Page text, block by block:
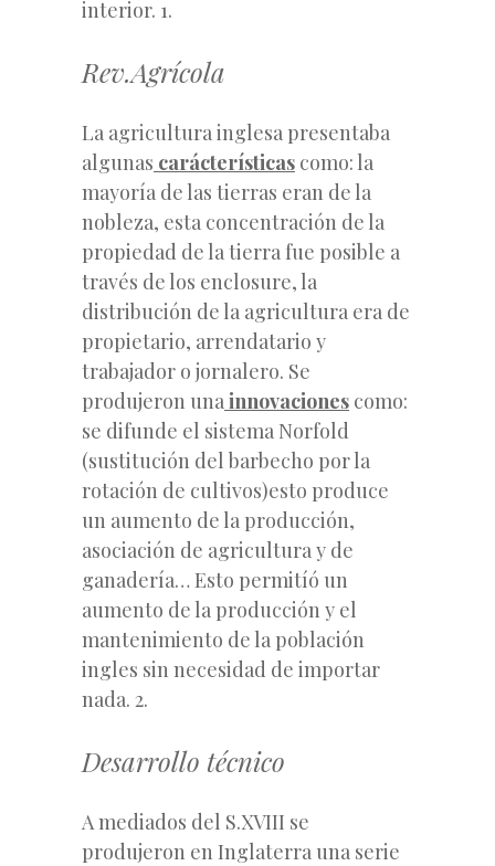
interior. 1.
Rev.Agrícola
La agricultura inglesa presentaba
algunas carácterísticas como: la
mayoría de las tierras eran de la
nobleza, esta concentración de la
propiedad de la tierra fue posible a
través de los enclosure, la
distribución de la agricultura era de
propietario, arrendatario y
trabajador o jornalero. Se
produjeron unainnovaciones como:
se difunde el sistema Norfold
(sustitución del barbecho por la
rotación de cultivos)esto produce
un aumento de la producción,
asociación de agricultura y de
ganadería… Esto permitíó un
aumento de la producción y el
mantenimiento de la población
ingles sin necesidad de importar
nada. 2.
Desarrollo técnico
A mediados del S.XVIII se
produjeron en Inglaterra una serie